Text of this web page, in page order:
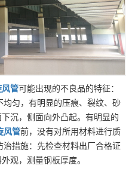
风管可能出现的不良品的特征：
匀，有明显的压痕、裂纹、砂
沉，侧面向外凸起。有明显的
风管前，没有对所用材料进行质
措施：先检查材料出厂合格证
观，测量钢板厚度。